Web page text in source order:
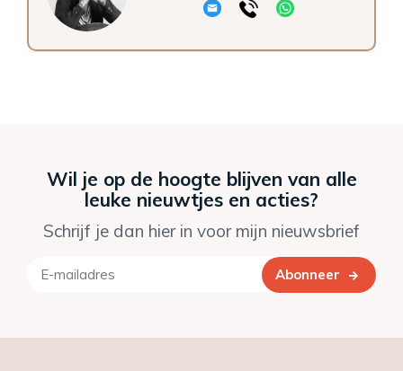
Wil je op de hoogte blijven van alle
leuke nieuwtjes en acties?
Schrijf je dan hier in voor mijn nieuwsbrief
Abonneer